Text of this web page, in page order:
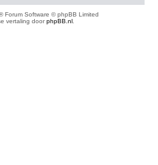
Forum Software © phpBB Limited
vertaling doorphpBB.nl